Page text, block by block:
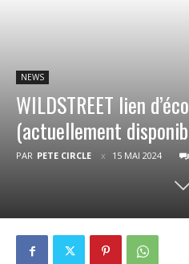
NEWS
WILDSTREET lien
(actuellement
PAR PETE CIRCLE 15 MAI 2024